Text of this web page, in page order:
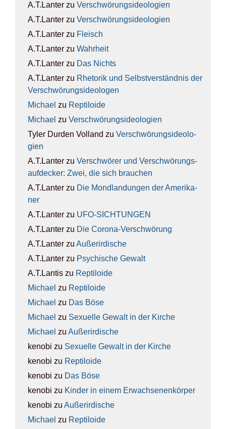
A.T.Lanter zu Ver­schwö­rungs­ideo­lo­gien
A.T.Lanter zu Ver­schwö­rungs­ideo­lo­gien
A.T.Lanter zu Fleisch
A.T.Lanter zu Wahr­heit
A.T.Lanter zu Das Nichts
A.T.Lanter zu Rhe­to­rik und Selbst­ver­ständ­nis der
Ver­schwö­rungs­ideo­lo­gen
Michael zu Rep­ti­lo­ide
Michael zu Ver­schwö­rungs­ideo­lo­gien
Tyler Durden Volland zu Ver­schwö­rungs­ideo­lo­
gien
A.T.Lanter zu Ver­schwö­rer und Ver­schwö­rungs­
auf­de­cker: Zwei, die sich brau­chen
A.T.Lanter zu Die Mond­lan­dun­gen der Ame­ri­ka­
ner
A.T.Lanter zu UFO-SICH­TUN­GEN
A.T.Lanter zu Die Coro­na-Ver­schwö­rung
A.T.Lanter zu Außer­ir­di­sche
A.T.Lanter zu Psy­chi­sche Gewalt
A.T.Lantis zu Rep­ti­lo­ide
Michael zu Rep­ti­lo­ide
Michael zu Das Böse
Michael zu Sexu­el­le Gewalt in der Kir­che
Michael zu Außer­ir­di­sche
kenobi zu Sexu­el­le Gewalt in der Kir­che
kenobi zu Rep­ti­lo­ide
kenobi zu Das Böse
kenobi zu Kin­der in einem Erwach­se­nen­kör­per
kenobi zu Außer­ir­di­sche
Michael zu Rep­ti­lo­ide